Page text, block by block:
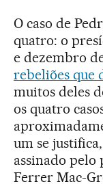
O caso de
quatro: o
e dezembro
rebeliões que
muitos deles
os quatro
um se
assinado pelo
Ferrer Mac-